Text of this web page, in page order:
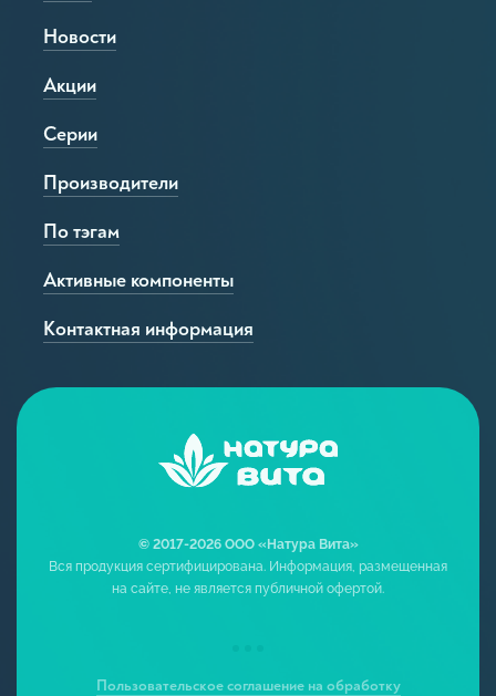
© 2017-2026 ООО «Натура Вита»
Вся продукция сертифицирована. Информация, размещенная
на сайте, не является публичной офертой.
Пользовательское соглашение на обработку
Новости
Акции
Серии
Производители
По тэгам
Активные компоненты
Контактная информация